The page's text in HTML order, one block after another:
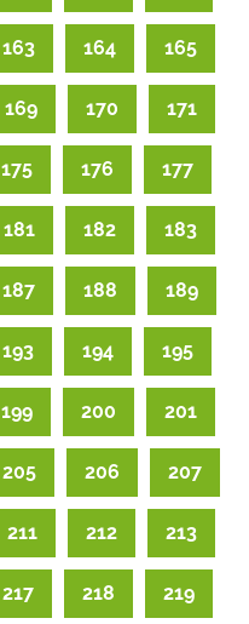
163 164 165
169 170 171
175 176 177
181 182 183
187 188 189
193 194 195
199 200 201
205 206 207
211 212 213
217 218 219